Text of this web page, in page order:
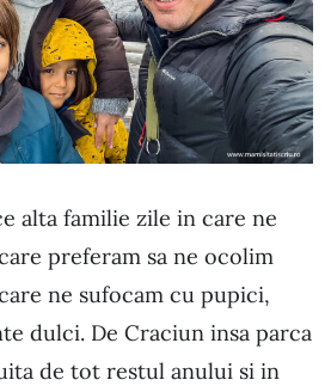
alta familie zile in care ne
preferam sa ne ocolim
ne sufocam cu pupici,
dulci. De Craciun insa parca
de tot restul anului si in